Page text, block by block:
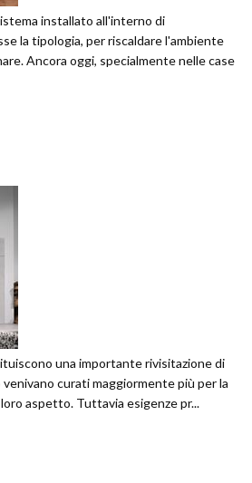
installato all'interno di
la tipologia, per riscaldare l'ambiente
Ancora oggi, specialmente nelle case
una importante rivisitazione di
curati maggiormente più per la
aspetto. Tuttavia esigenze pr...